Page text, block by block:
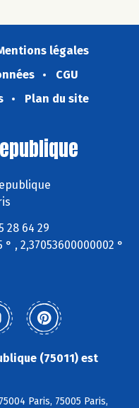
légales
CGU
Plan du site
28 64 29
° , 2,37053600000002 °
(75011) est
Paris, 75005 Paris,